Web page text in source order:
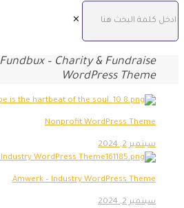
✕
Fundbux – Charity & Fundraise
WordPress Theme
Nonprofit WordPress Theme
سبتمبر 2, 2024
Amwerk – Industry WordPress Theme
سبتمبر 2, 2024